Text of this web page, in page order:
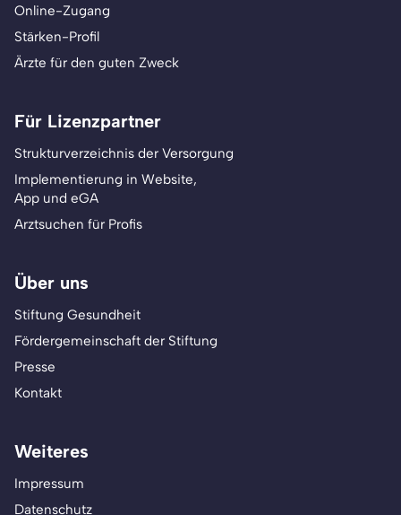
Online-Zugang
Stärken-Profil
Ärzte für den guten Zweck
Für Lizenzpartner
Strukturverzeichnis der Versorgung
Implementierung in Website,
App und eGA
Arztsuchen für Profis
Über uns
Stiftung Gesundheit
Fördergemeinschaft der Stiftung
Presse
Kontakt
Weiteres
Impressum
Datenschutz